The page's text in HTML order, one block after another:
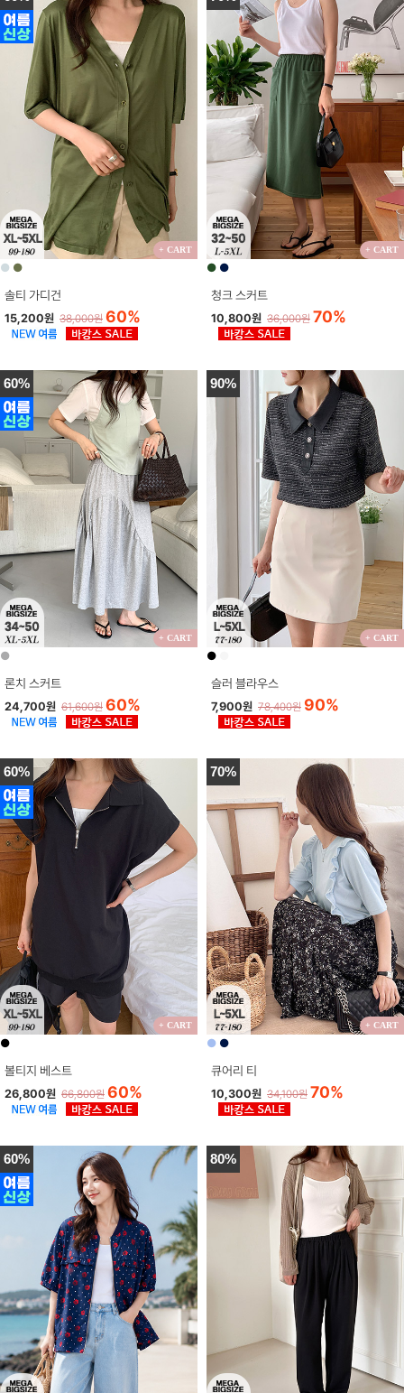
+ CART
● ●
솔티 가디건
15,200원 38,000원 60%
+ CART
● ●
청크 스커트
10,800원 36,000원 70%
60%
+ CART
●
론치 스커트
24,700원 61,600원 60%
90%
+ CART
●
슬러 블라우스
7,900원 78,400원 90%
60%
+ CART
●
볼티지 베스트
26,800원 66,800원 60%
70%
+ CART
● ●
큐어리 티
10,300원 34,100원 70%
60% 80%